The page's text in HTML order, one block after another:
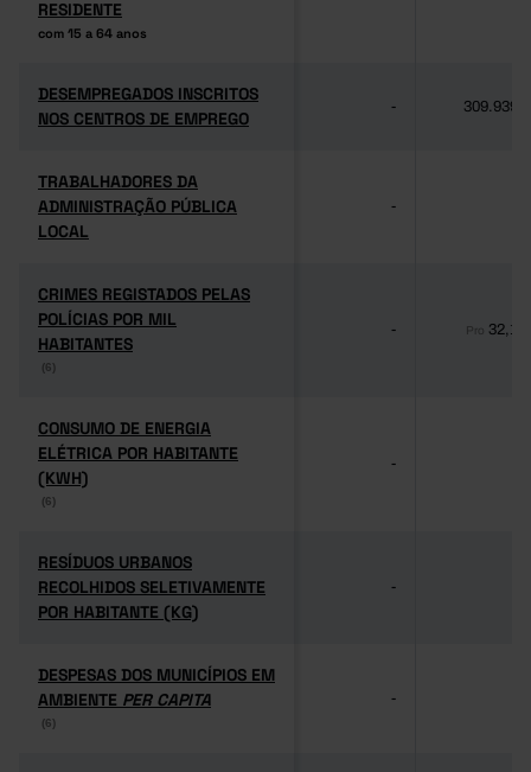
RESIDENTE
com 15 a 64 anos
RESIDENTE
com 15 a 64 anos
DESEMPREGADOS INSCRITOS
NOS CENTROS DE EMPREGO
DESEMPREGADOS INSCRITOS
NOS CENTROS DE EMPREGO
- 309.939
TRABALHADORES DA
ADMINISTRAÇÃO PÚBLICA
LOCAL
TRABALHADORES DA
ADMINISTRAÇÃO PÚBLICA
LOCAL
-
CRIMES REGISTADOS PELAS
POLÍCIAS POR MIL
HABITANTES
(6)
CRIMES REGISTADOS PELAS
POLÍCIAS POR MIL
HABITANTES
(6)
- Pro 32,1
CONSUMO DE ENERGIA
ELÉTRICA POR HABITANTE
(KWH)
(6)
CONSUMO DE ENERGIA
ELÉTRICA POR HABITANTE
(KWH)
(6)
-
RESÍDUOS URBANOS
RECOLHIDOS SELETIVAMENTE
POR HABITANTE (KG)
RESÍDUOS URBANOS
RECOLHIDOS SELETIVAMENTE
POR HABITANTE (KG)
-
DESPESAS DOS MUNICÍPIOS EM
AMBIENTE PER CAPITA
(6)
DESPESAS DOS MUNICÍPIOS EM
AMBIENTE PER CAPITA
(6)
-